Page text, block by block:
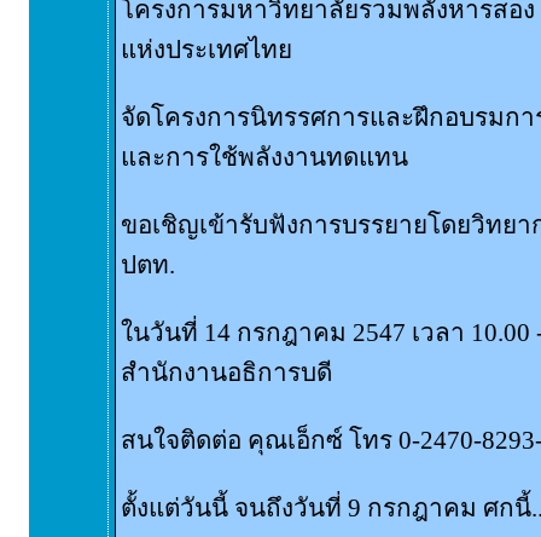
โครงการมหาวิทยาลัยรวมพลังหารสอ
แห่งประเทศไทย
จัดโครงการนิทรรศการและฝึกอบรมก
และการใช้พลังงานทดแทน
ขอเชิญเข้ารับฟังการบรรยายโดยวิทย
ปตท.
ในวันที่ 14 กรกฎาคม 2547 เวลา
สำนักงานอธิการบดี
สนใจติดต่อ คุณเอ็กซ์ โทร 0-2470-
ตั้งแต่วันนี้ จนถึงวันที่ 9 กรกฎาคม ศกนี้